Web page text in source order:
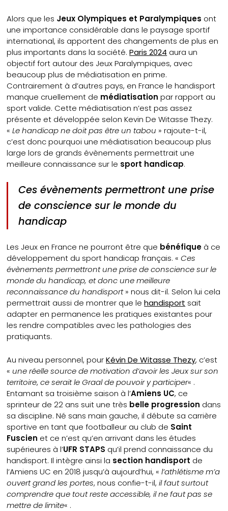
Alors que les Jeux Olympiques et Paralympiques ont
une importance considérable dans le paysage sportif
international, ils apportent des changements de plus en
plus importants dans la société.Paris 2024 aura un
objectif fort autour des Jeux Paralympiques, avec
beaucoup plus de médiatisation en prime.
Contrairement à d’autres pays, en France le handisport
manque cruellement de médiatisation par rapport au
sport valide. Cette médiatisation n’est pas assez
présente et développée selon Kevin De Witasse Thezy.
«Le handicap ne doit pas être un tabou » rajoute-t-il,
c’est donc pourquoi une médiatisation beaucoup plus
large lors de grands évènements permettrait une
meilleure connaissance sur le sport handicap.
Ces évènements permettront une prise
de conscience sur le monde du
handicap
Les Jeux en France ne pourront être que bénéfique à ce
développement du sport handicap français. «Ces
évènements permettront une prise de conscience sur le
monde du handicap, et donc une meilleure
reconnaissance du handisport» nous dit-il. Selon lui cela
permettrait aussi de montrer que lehandisport sait
adapter en permanence les pratiques existantes pour
les rendre compatibles avec les pathologies des
pratiquants.
Au niveau personnel, pour Kévin De Witasse Thezy, c’est
« une réelle source de motivation d’avoir les Jeux sur son
territoire, ce serait le Graal de pouvoir y participer« .
Entamant sa troisième saison à l’Amiens UC, ce
sprinteur de 22 ans suit une très belle progression dans
sa discipline. Né sans main gauche, il débute sa carrière
sportive en tant que footballeur au club de Saint
Fuscien et ce n’est qu’en arrivant dans les études
supérieures à l’UFR STAPS qu’il prend connaissance du
handisport. Il intègre ainsi la section handisport de
l’Amiens UC en 2018 jusqu’à aujourd’hui, «l’athlétisme m’a
ouvert grand les portes, nous confie-t-il,il faut surtout
comprendre que tout reste accessible, il ne faut pas se
mettre de limite« .